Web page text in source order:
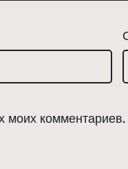
моих комментариев.